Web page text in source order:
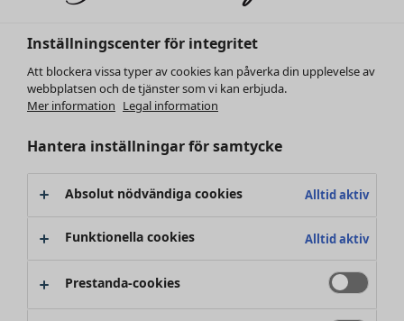
Klänningar
Toppar
Skjortor & blusar
Koftor
Stickade tröjor
Västar
Kimonos
Inställningscenter för integritet
Att blockera vissa typer av cookies kan påverka din upplevelse av
webbplatsen och de tjänster som vi kan erbjuda.
Mer information Legal information
Hantera inställningar för samtycke
Absolut nödvändiga cookies Alltid aktiv
Funktionella cookies Alltid aktiv
Prestanda-cookies